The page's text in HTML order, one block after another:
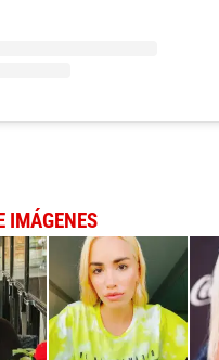
IMÁGENES